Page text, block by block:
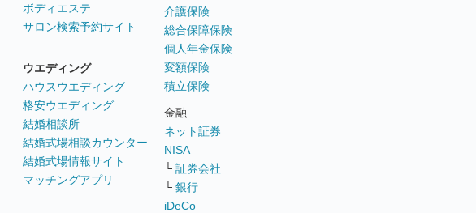
ボディエステ
サロン検索予約サイト
ウエディング
ハウスウエディング
格安ウエディング
結婚相談所
結婚式場相談カウンター
結婚式場情報サイト
マッチングアプリ
介護保険
総合保障保険
個人年金保険
変額保険
積立保険
金融
ネット証券
NISA
└ 証券会社
└ 銀行
iDeCo